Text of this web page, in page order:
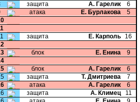
защита А. Гарелик
6
атака Е. Бурлакова
5
защита Е. Карполь
16
блок Е. Енина
9
блок А. Гарелик
6
защита Т. Дмитриева
7
атака А. Гарелик
6
защита А. Климец
11